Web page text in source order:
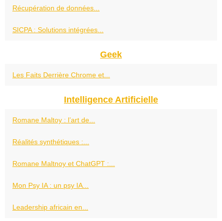
Récupération de données...
SICPA : Solutions intégrées...
Geek
Les Faits Derrière Chrome et...
Intelligence Artificielle
Romane Maltoy : l’art de...
Réalités synthétiques :...
Romane Maltnoy et ChatGPT :...
Mon Psy IA : un psy IA...
Leadership africain en...